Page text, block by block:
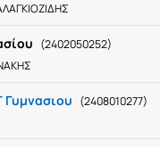
(2402050252)
(2408010277)